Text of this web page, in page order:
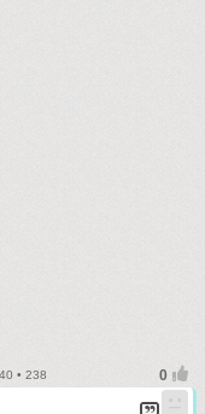
• 238